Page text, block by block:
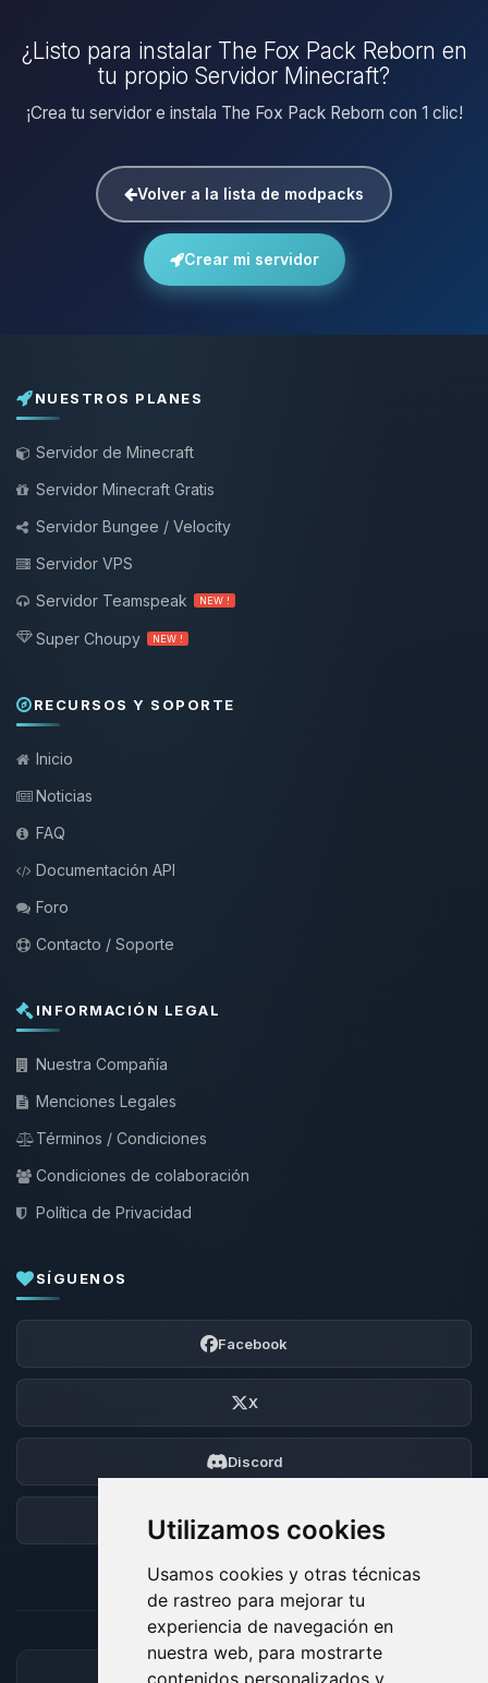
Utilizamos cookies
Usamos cookies y otras técnicas
de rastreo para mejorar tu
experiencia de navegación en
nuestra web, para mostrarte
contenidos personalizados y
¿Listo para instalar The Fox Pack Reborn en
tu propio Servidor Minecraft?
¡Crea tu servidor e instala The Fox Pack Reborn con 1 clic!
Volver a la lista de modpacks
Crear mi servidor
NUESTROS PLANES
Servidor de Minecraft
Servidor Minecraft Gratis
Servidor Bungee / Velocity
Servidor VPS
Servidor Teamspeak
NEW !
Super Choupy NEW !
RECURSOS Y SOPORTE
Inicio
Noticias
FAQ
Documentación API
Foro
Contacto / Soporte
INFORMACIÓN LEGAL
Nuestra Compañía
Menciones Legales
Términos / Condiciones
Condiciones de colaboración
Política de Privacidad
SÍGUENOS
Facebook
X
Discord
Foro